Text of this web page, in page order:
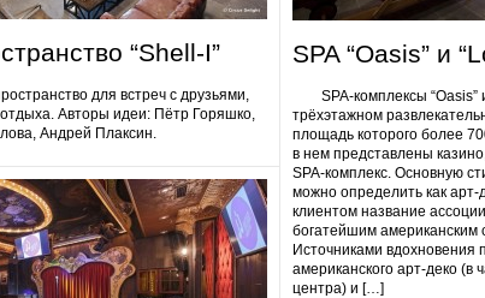
“Shell-I”
для встреч с друзьями,
отдыха. Авторы идеи: Пётр Горяшко,
Андрей Плаксин.
SPA “Oasis” и
SPA-комплексы “Oasis”
трёхэтажном
площадь которого более
в нем представлены
SPA-комплекс. Основную
можно определить как арт-
клиентом название
богатейшим американским
Источниками вдохновения
американского арт-деко (в
центра) и […]